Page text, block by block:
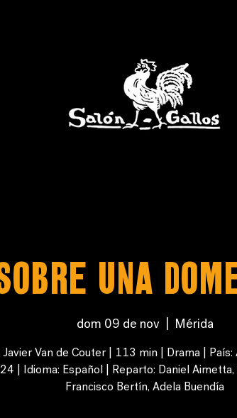
UNA
dom 09 de nov
  |
Mérida
Van de Couter | 113 min | Drama | País:
| Idioma: Español | Reparto: Daniel
Francisco Bertín, Adela Buendía